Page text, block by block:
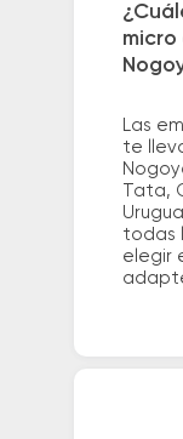
micro
Las
te
Tata,
todas
elegir